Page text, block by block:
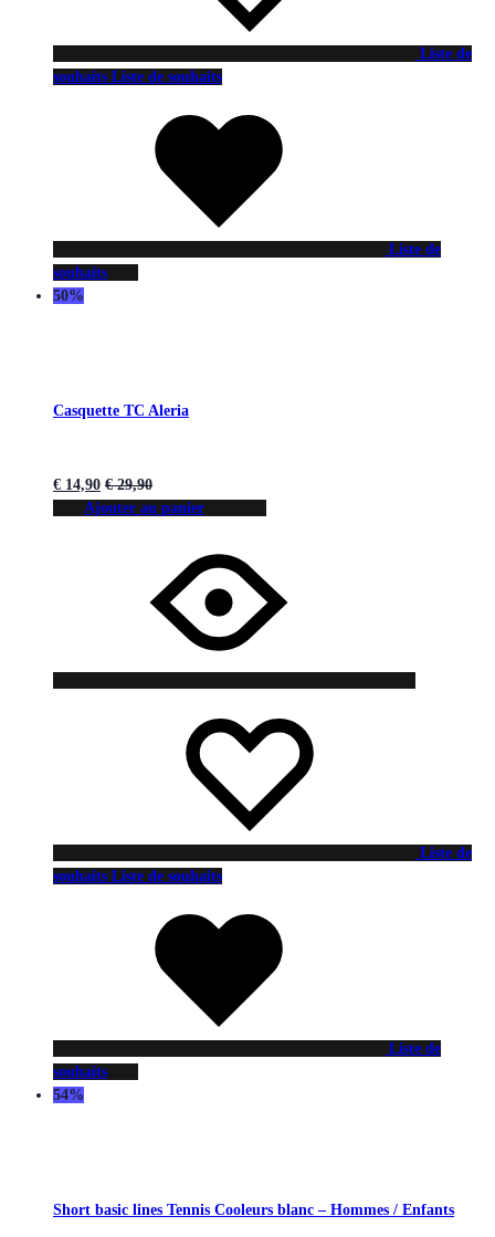
Liste de
souhaits Liste de souhaits
Liste de
souhaits
50%
Casquette TC Aleria
€ 14,90 €29,90
Ajouter au panier
Liste de
souhaits Liste de souhaits
Liste de
souhaits
54%
Short basic lines Tennis Cooleurs blanc – Hommes / Enfants